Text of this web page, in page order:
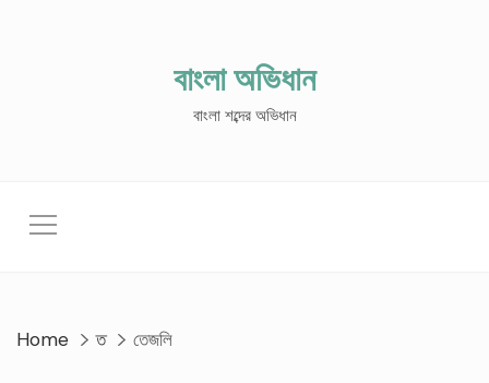
বাংলা অভিধান
বাংলা শব্দের অভিধান
Home ত তেজলি